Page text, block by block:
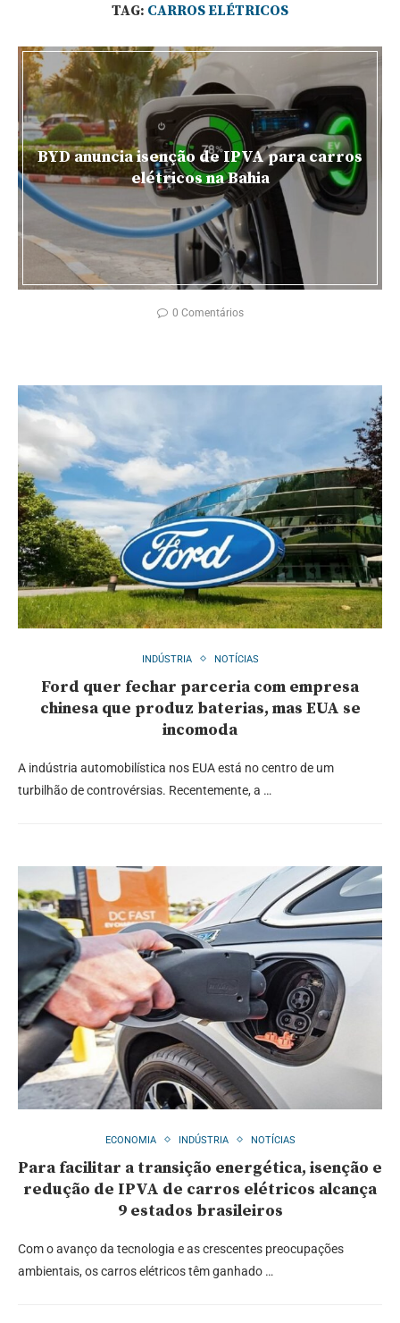
TAG: CARROS ELÉTRICOS
BYD anuncia isenção de IPVA para carros
elétricos na Bahia
0 Comentários
INDÚSTRIA NOTÍCIAS
Ford quer fechar parceria com empresa
chinesa que produz baterias, mas EUA se
incomoda
A indústria automobilística nos EUA está no centro de um
turbilhão de controvérsias. Recentemente, a …
ECONOMIA INDÚSTRIA NOTÍCIAS
Para facilitar a transição energética, isenção e
redução de IPVA de carros elétricos alcança
9 estados brasileiros
Com o avanço da tecnologia e as crescentes preocupações
ambientais, os carros elétricos têm ganhado …